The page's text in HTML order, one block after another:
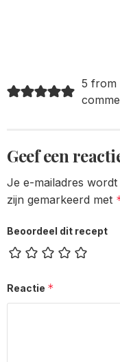
5 from
Geef een
Je e-mailadres
zijn gemarkeerd met
Beoordeel dit recept
Reactie *